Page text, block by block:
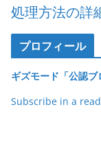
処理方法の詳
プロフィール
ギズモード「公認ブ
Subscribe in a